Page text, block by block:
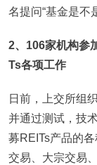
名提问“基金是不
2、106家机构参
Ts各项工作
日前，上交所组
并通过测试，技
募REITs产品的
交易、大宗交易